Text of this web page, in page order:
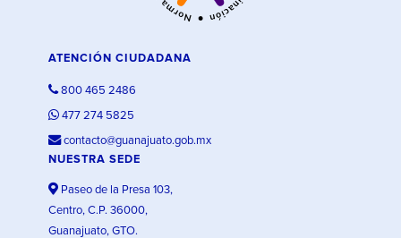
ATENCIÓN CIUDADANA
800 465 2486
477 274 5825
contacto@guanajuato.gob.mx
NUESTRA SEDE
Paseo de la Presa 103,
Centro, C.P. 36000,
Guanajuato, GTO.